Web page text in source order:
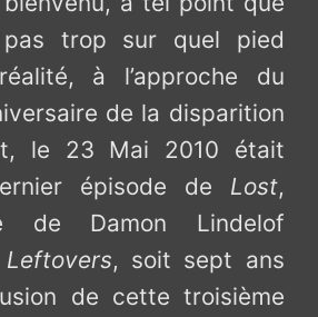
trop sur quel pied
à l’approche du
de la disparition
le 23 Mai 2010 était
épisode de Lost,
de Damon Lindelof
Leftovers, soit sept ans
de cette troisième